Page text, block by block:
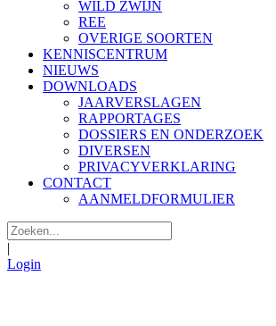
WILD ZWIJN
REE
OVERIGE SOORTEN
KENNISCENTRUM
NIEUWS
DOWNLOADS
JAARVERSLAGEN
RAPPORTAGES
DOSSIERS EN ONDERZOEK
DIVERSEN
PRIVACYVERKLARING
CONTACT
AANMELDFORMULIER
|
Login